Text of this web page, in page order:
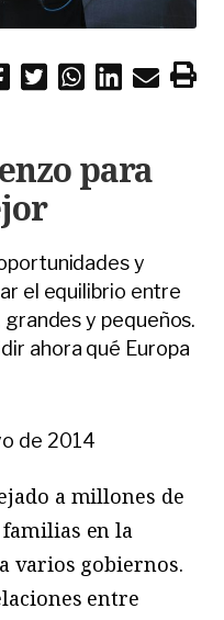
para
y
el equilibrio entre
y pequeños.
ahora qué Europa
de 2014
a millones de
familias en la
varios gobiernos.
entre